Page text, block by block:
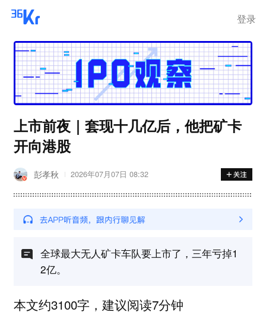
登录
上市前夜｜套现十几亿后，他把矿卡
开向港股
彭孝秋 2026年07月07日 08:32
全球最大无人矿卡车队要上市了，三年亏掉1
2亿。
本文约3100字，建议阅读7分钟